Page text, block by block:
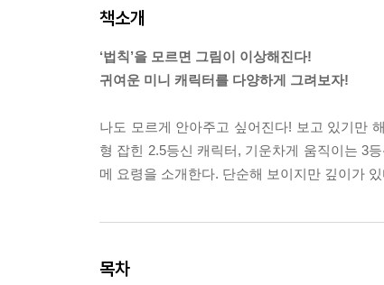
책소개
‘법칙’을 모르면 그림이 이상해진다!
귀여운 미니 캐릭터를 다양하게 그려보자!
나도 모르게 안아주고 싶어진다! 보고 있기만
형 잡힌 2.5등신 캐릭터, 기운차게 움직이는 3
메 요령을 소개한다. 단순해 보이지만 깊이가
목차